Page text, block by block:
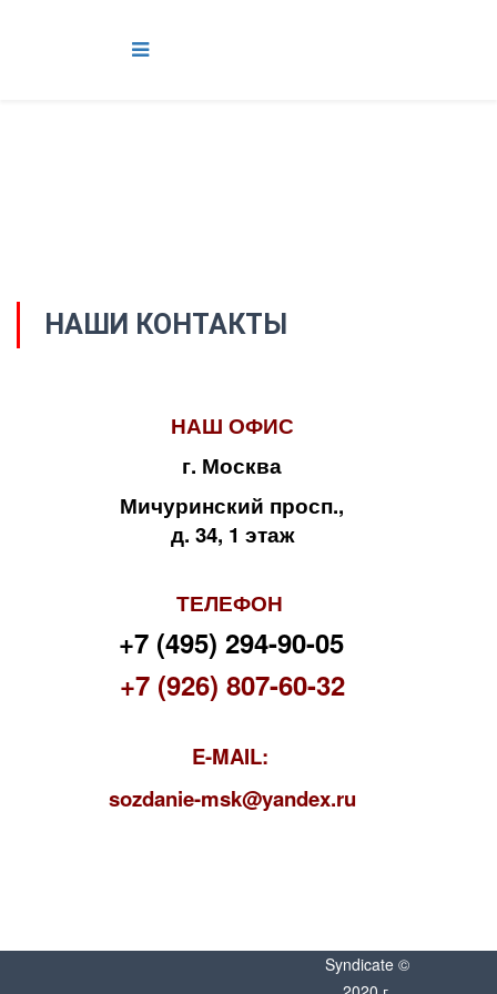
НАШИ КОНТАКТЫ
НАШ ОФИС
г. Москва
Мичуринский просп.,
д. 34, 1 этаж
ТЕЛЕФОН
+7 (495) 294-90-05
+7 (926) 807-60-32
E-MAIL:
sozdanie-msk@yandex.ru
Syndicate ©